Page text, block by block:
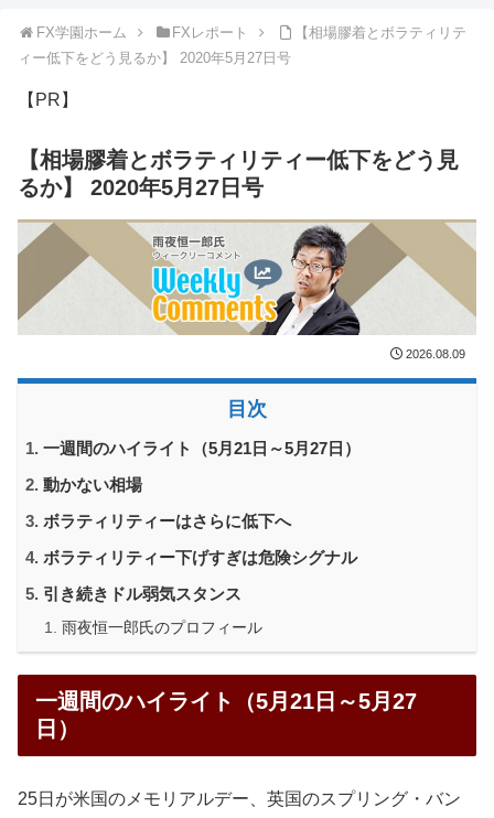
FX学園ホーム FXレポート
【相場膠着とボラティリテ
ィー低下をどう見るか】 2020年5月27日号
【PR】
【相場膠着とボラティリティー低下をどう見
るか】 2020年5月27日号
2026.08.09
目次
一週間のハイライト（5月21日～5月27日）
動かない相場
ボラティリティーはさらに低下へ
ボラティリティー下げすぎは危険シグナル
引き続きドル弱気スタンス
雨夜恒一郎氏のプロフィール
一週間のハイライト（5月21日～5月27
日）
25日が米国のメモリアルデー、英国のスプリング・バン